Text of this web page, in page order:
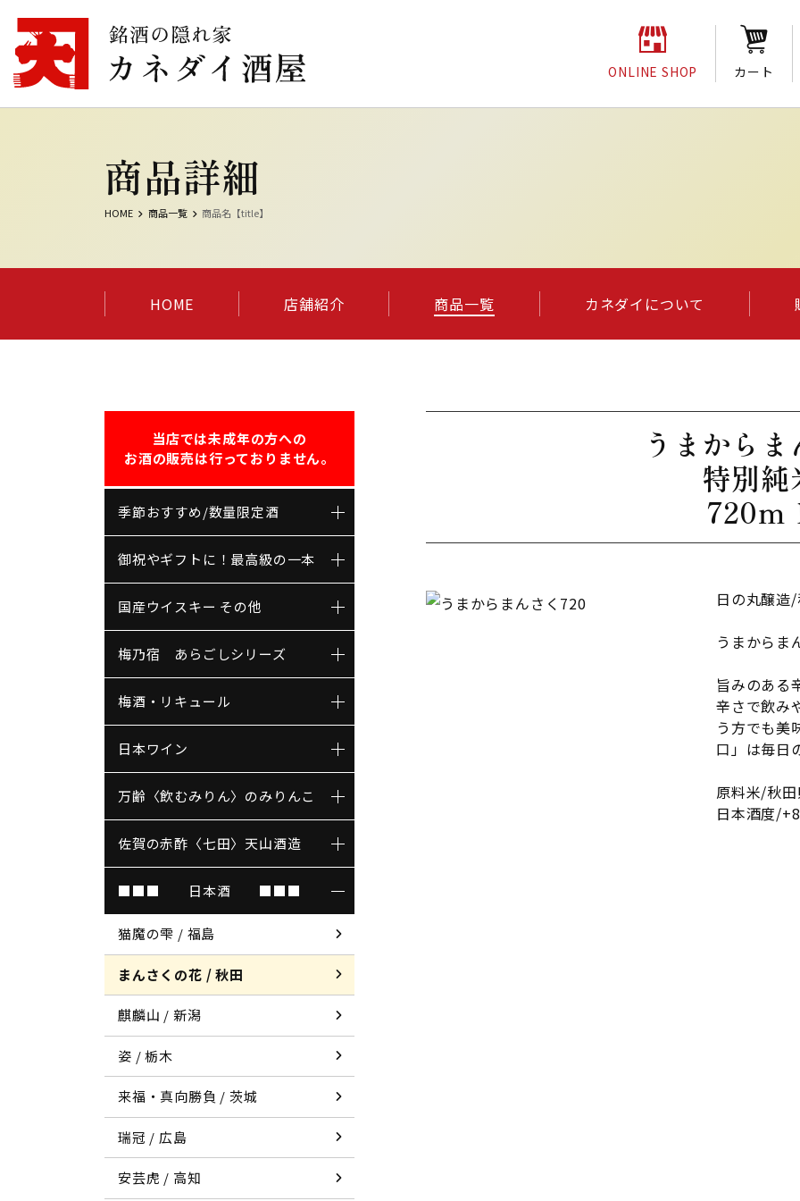
ONLINE SHOP カート
商品詳細
HOME 商品一覧 商品名【title】
HOME 店舗紹介 商品一覧 カネダイについて
うまから
特別純
720ｍ
日の丸醸造
うまから
旨みのある
辛さで飲み
う方でも美
口」は毎日
原料米/秋
日本酒度
当店では未成年の方への
お酒の販売は行っておりません。
季節おすすめ/数量限定酒
御祝やギフトに！最高級の一本
国産ウイスキー その他
梅乃宿 あらごしシリーズ
梅酒・リキュール
日本ワイン
万齢〈飲むみりん〉のみりんこ
佐賀の赤酢〈七田〉天山酒造
■■■ 日本酒 ■■■
猫魔の雫 / 福島
まんさくの花 / 秋田
麒麟山 / 新潟
姿 / 栃木
来福・真向勝負 / 茨城
瑞冠 / 広島
安芸虎 / 高知